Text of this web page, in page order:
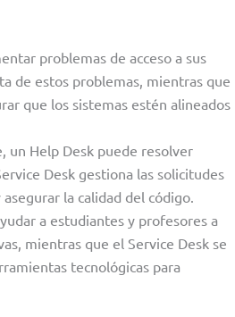
problemas de acceso a sus
de estos problemas, mientras que
que los sistemas estén alineados
un Help Desk puede resolver
Desk gestiona las solicitudes
la calidad del código.
a estudiantes y profesores a
mientras que el Service Desk se
tecnológicas para